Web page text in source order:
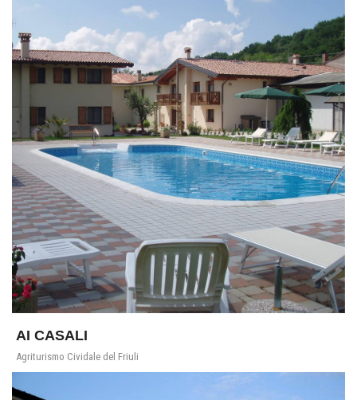
AI CASALI
Agriturismo Cividale del Friuli